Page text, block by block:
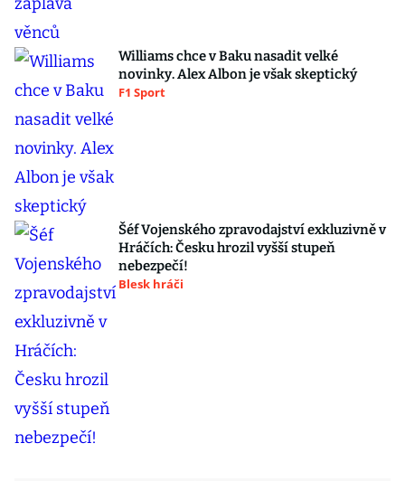
Williams chce v Baku nasadit velké
novinky. Alex Albon je však skeptický
F1 Sport
Šéf Vojenského zpravodajství exkluzivně v
Hráčích: Česku hrozil vyšší stupeň
nebezpečí!
Blesk hráči